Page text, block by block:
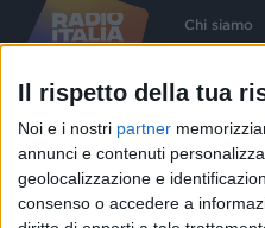
Il rispetto della tua
Noi e i nostri partner
annunci e contenuti
geolocalizzazione e
consenso o accedere a
Chi siamo
contenute nel sito sono stati assolti
Capitale Sociale € 580.000,00
06832230152. Iscritta al R.E.A. di
1987.